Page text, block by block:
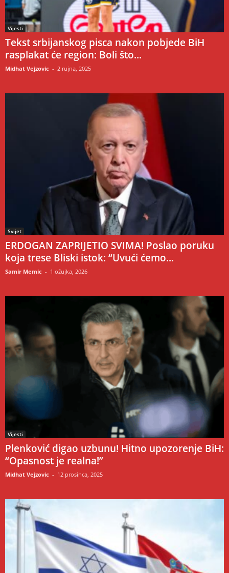
Vijesti
Tekst srbijanskog pisca nakon pobjede BiH
rasplakat će region: Boli što...
Midhat Vejzovic - 2 rujna, 2025
Svijet
ERDOGAN ZAPRIJETIO SVIMA! Poslao poruku
koja trese Bliski istok: “Uvući ćemo...
Samir Memic - 1 ožujka, 2026
Vijesti
Plenković digao uzbunu! Hitno upozorenje BiH:
“Opasnost je realna!”
Midhat Vejzovic - 12 prosinca, 2025